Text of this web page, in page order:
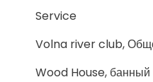
Service
Volna river club,
Wood House, банный